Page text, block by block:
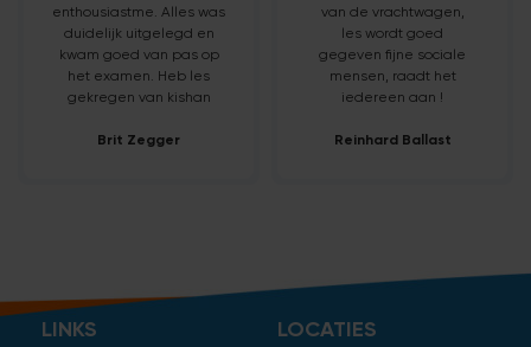
enthousiastme. Alles was
duidelijk uitgelegd en
kwam goed van pas op
het examen. Heb les
gekregen van kishan
Brit Zegger
van de vrachtwagen,
les wordt goed
gegeven fijne sociale
mensen, raadt het
iedereen aan !
Reinhard Ballast
LINKS LOCATIES